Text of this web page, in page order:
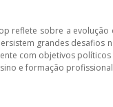
reflete sobre a
grandes
com objetivos
e formação